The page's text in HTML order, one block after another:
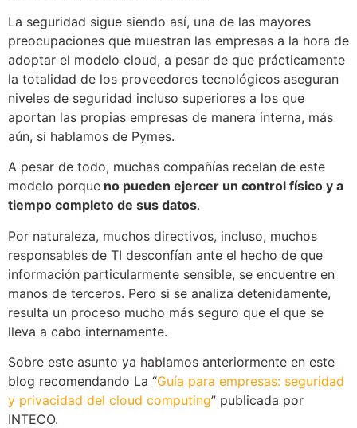
La seguridad sigue siendo así, una de las mayores
preocupaciones que muestran las empresas a la hora de
adoptar el modelo cloud, a pesar de que prácticamente
la totalidad de los proveedores tecnológicos aseguran
niveles de seguridad incluso superiores a los que
aportan las propias empresas de manera interna, más
aún, si hablamos de Pymes.
A pesar de todo, muchas compañías recelan de este
modelo porque no pueden ejercer un control físico y a
tiempo completo de sus datos.
Por naturaleza, muchos directivos, incluso, muchos
responsables de TI desconfían ante el hecho de que
información particularmente sensible, se encuentre en
manos de terceros. Pero si se analiza detenidamente,
resulta un proceso mucho más seguro que el que se
lleva a cabo internamente.
Sobre este asunto ya hablamos anteriormente en este
blog recomendando La “Guía para empresas: seguridad
y privacidad del cloud computing” publicada por
INTECO.